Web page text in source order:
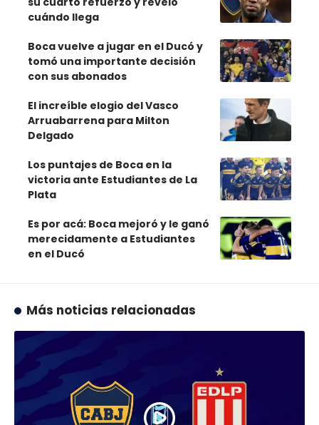
cuándo llega
Boca vuelve a jugar en el Ducó y
tomó una importante decisión
con sus abonados
El increíble elogio del Vasco
Arruabarrena para Milton
Delgado
Los puntajes de Boca en la
victoria ante Estudiantes de La
Plata
Es por acá: Boca mejoró y le ganó
merecidamente a Estudiantes
en el Ducó
Más noticias relacionadas